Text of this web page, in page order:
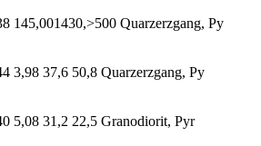
145,001430,>500 Quarzerzgang, Py
3,98 37,6 50,8 Quarzerzgang, Py
5,08 31,2 22,5 Granodiorit, Pyr